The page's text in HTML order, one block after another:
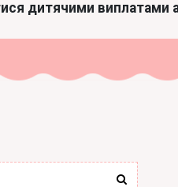
дитячими виплатами